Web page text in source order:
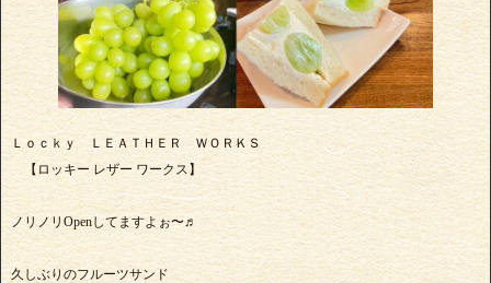
Ｌｏｃｋｙ ＬＥＡＴＨＥＲ ＷＯＲＫＳ
【ロッキー レザー ワークス】
ノリノリOpenしてますよぉ〜♬
久しぶりのフルーツサンド